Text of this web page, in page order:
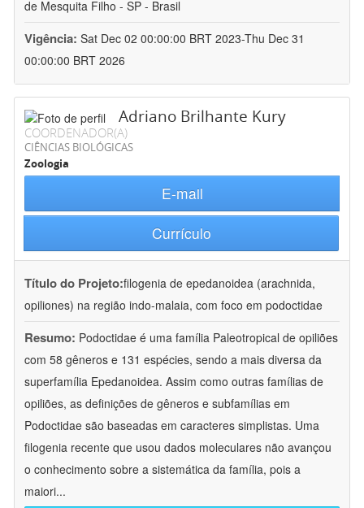
de Mesquita Filho - SP - Brasil
Vigência: Sat Dec 02 00:00:00 BRT 2023-Thu Dec 31
00:00:00 BRT 2026
Adriano Brilhante Kury
COORDENADOR(A)
CIÊNCIAS BIOLÓGICAS
Zoologia
E-mail
Currículo
Título do Projeto:filogenia de epedanoidea (arachnida,
opiliones) na região indo-malaia, com foco em podoctidae
Resumo: Podoctidae é uma família Paleotropical de opiliões
com 58 gêneros e 131 espécies, sendo a mais diversa da
superfamília Epedanoidea. Assim como outras famílias de
opiliões, as definições de gêneros e subfamílias em
Podoctidae são baseadas em caracteres simplistas. Uma
filogenia recente que usou dados moleculares não avançou
o conhecimento sobre a sistemática da família, pois a
maiori...